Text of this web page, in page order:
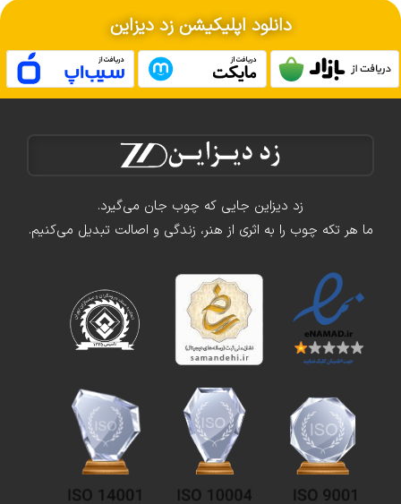
دانلود اپلیکیشن زد دیزاین
زد دیزاین جایی که چوب جان می‌گیرد.
ما هر تکه چوب را به اثری از هنر، زندگی و اصالت تبدیل می‌کنیم.